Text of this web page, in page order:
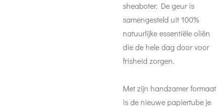
sheaboter. De geur is
samengesteld uit 100%
natuurlijke essentiële oliën
die de hele dag door voor
frisheid zorgen.
Met zijn handzamer formaat
is de nieuwe papiertube je